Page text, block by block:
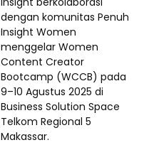
dengan komunitas Penuh
Insight Women
menggelar Women
Content Creator
Bootcamp (WCCB) pada
9–10 Agustus 2025 di
Business Solution Space
Telkom Regional 5
Makassar.